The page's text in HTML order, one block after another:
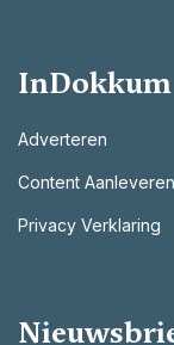
InDokkum
Adverteren
Content Aanleveren
Privacy Verklaring